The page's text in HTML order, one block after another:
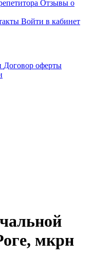
Отзывы о
Войти в кабинет
Договор оферты
мкрн